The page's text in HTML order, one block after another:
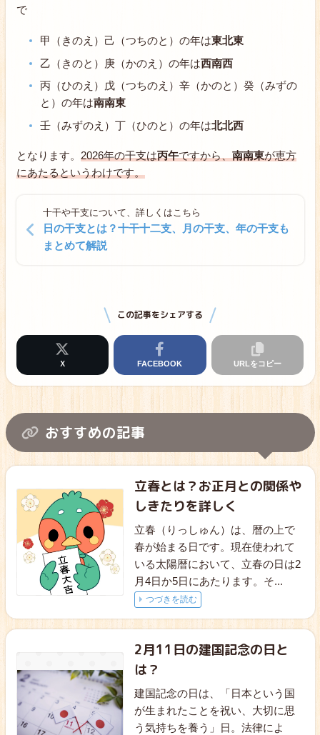
で
甲（きのえ）己（つちのと）の年は東北東
乙（きのと）庚（かのえ）の年は西南西
丙（ひのえ）戊（つちのえ）辛（かのと）癸（みずの
と）の年は南南東
壬（みずのえ）丁（ひのと）の年は北北西
となります。 2026年の干支は丙午ですから、南南東が恵方
にあたるというわけです。
十干や干支について、詳しくはこちら
日の干支とは？十干十二支、月の干支、年の干支も
まとめて解説
この記事をシェアする
Ｘ FACEBOOK URLをコピー
おすすめの記事
立春とは？お正月との関係や
しきたりを詳しく
立春（りっしゅん）は、暦の上で
春が始まる日です。現在使われて
いる太陽暦において、立春の日は2
月4日か5日にあたります。そ...
つづきを読む
2月11日の建国記念の日と
は？
建国記念の日は、「日本という国
が生まれたことを祝い、大切に思
う気持ちを養う」日。法律によ